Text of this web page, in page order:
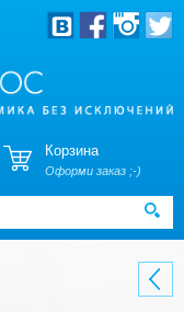
Корзина
Оформи заказ ;-)